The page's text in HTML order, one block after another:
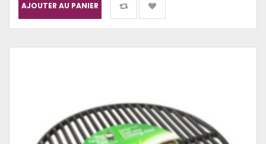
AJOUTER AU PANIER